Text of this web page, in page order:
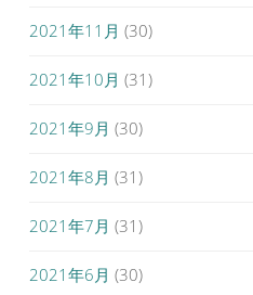
2021年11月 (30)
2021年10月 (31)
2021年9月 (30)
2021年8月 (31)
2021年7月 (31)
2021年6月 (30)